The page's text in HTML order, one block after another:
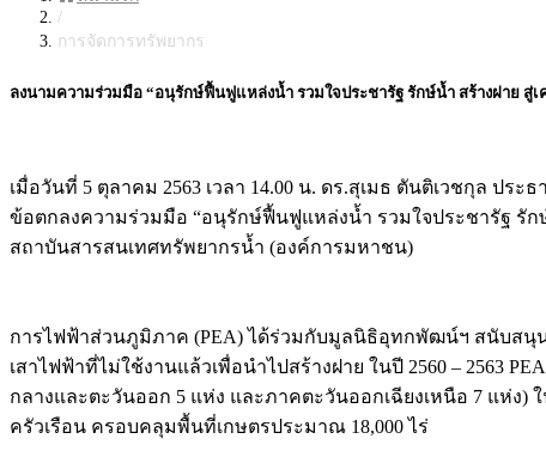
/
การจัดการทรัพยากร
ลงนามความร่วมมือ “อนุรักษ์ฟื้นฟูแหล่งน้ำ รวมใจประชารัฐ รักษ์น้ำ สร้างฝาย
เมื่อวันที่ 5 ตุลาคม 2563 เวลา 14.00 น. ดร.สุเมธ ตันติเวชกุล
ข้อตกลงความร่วมมือ “อนุรักษ์ฟื้นฟูแหล่งน้ำ รวมใจประชารัฐ รั
สถาบันสารสนเทศทรัพยากรน้ำ (องค์การมหาชน)
การไฟฟ้าส่วนภูมิภาค (PEA) ได้ร่วมกับมูลนิธิอุทกพัฒน์ฯ สนับสนุ
เสาไฟฟ้าที่ไม่ใช้งานแล้วเพื่อนำไปสร้างฝาย ในปี 2560 – 2563
กลางและตะวันออก 5 แห่ง และภาคตะวันออกเฉียงเหนือ 7 แห่ง
ครัวเรือน ครอบคลุมพื้นที่เกษตรประมาณ 18,000 ไร่